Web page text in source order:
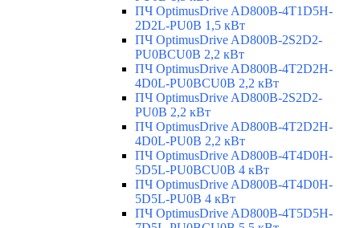
ПЧ OptimusDrive AD800B-4T1D5H-
2D2L-PU0B 1,5 кВт
ПЧ OptimusDrive AD800B-2S2D2-
PU0BCU0B 2,2 кВт
ПЧ OptimusDrive AD800B-4T2D2H-
4D0L-PU0BCU0B 2,2 кВт
ПЧ OptimusDrive AD800B-2S2D2-
PU0B 2,2 кВт
ПЧ OptimusDrive AD800B-4T2D2H-
4D0L-PU0B 2,2 кВт
ПЧ OptimusDrive AD800B-4T4D0H-
5D5L-PU0BCU0B 4 кВт
ПЧ OptimusDrive AD800B-4T4D0H-
5D5L-PU0B 4 кВт
ПЧ OptimusDrive AD800B-4T5D5H-